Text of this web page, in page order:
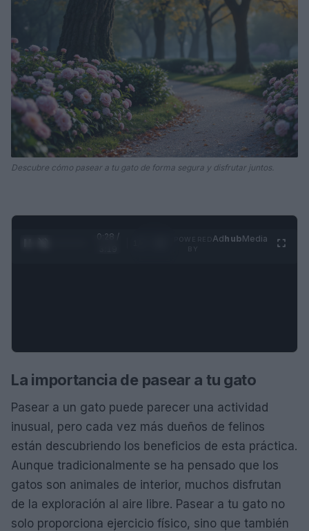
Descubre cómo pasear a tu gato de forma segura y disfrutar juntos.
0:29 /
AdhubMedia
La importancia de pasear a tu gato
Pasear a un gato puede parecer una actividad
inusual, pero cada vez más dueños de felinos
están descubriendo los beneficios de esta práctica.
Aunque tradicionalmente se ha pensado que los
gatos son animales de interior, muchos disfrutan
de la exploración al aire libre. Pasear a tu gato no
solo proporciona ejercicio físico, sino que también